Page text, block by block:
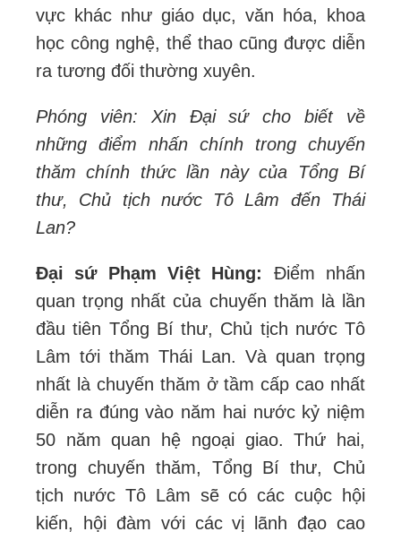
vực khác như giáo dục, văn hóa, khoa
học công nghệ, thể thao cũng được diễn
ra tương đối thường xuyên.
Phóng viên: Xin Đại sứ cho biết về
những điểm nhấn chính trong chuyến
thăm chính thức lần này của Tổng Bí
thư, Chủ tịch nước Tô Lâm đến Thái
Lan?
Đại sứ Phạm Việt Hùng:
Điểm nhấn
quan trọng nhất của chuyến thăm là lần
đầu tiên Tổng Bí thư, Chủ tịch nước Tô
Lâm tới thăm Thái Lan. Và quan trọng
nhất là chuyến thăm ở tầm cấp cao nhất
diễn ra đúng vào năm hai nước kỷ niệm
50 năm quan hệ ngoại giao. Thứ hai,
trong chuyến thăm, Tổng Bí thư, Chủ
tịch nước Tô Lâm sẽ có các cuộc hội
kiến, hội đàm với các vị lãnh đạo cao